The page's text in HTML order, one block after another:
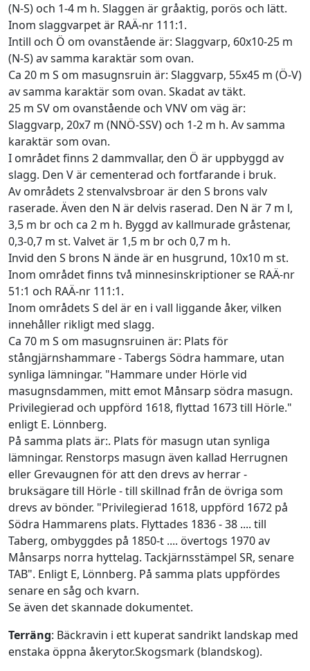
(N-S) och 1-4 m h. Slaggen är gråaktig, porös och lätt.
Inom slaggvarpet är RAÄ-nr 111:1.
Intill och Ö om ovanstående är: Slaggvarp, 60x10-25 m
(N-S) av samma karaktär som ovan.
Ca 20 m S om masugnsruin är: Slaggvarp, 55x45 m (Ö-V)
av samma karaktär som ovan. Skadat av täkt.
25 m SV om ovanstående och VNV om väg är:
Slaggvarp, 20x7 m (NNÖ-SSV) och 1-2 m h. Av samma
karaktär som ovan.
I området finns 2 dammvallar, den Ö är uppbyggd av
slagg. Den V är cementerad och fortfarande i bruk.
Av områdets 2 stenvalvsbroar är den S brons valv
raserade. Även den N är delvis raserad. Den N är 7 m l,
3,5 m br och ca 2 m h. Byggd av kallmurade gråstenar,
0,3-0,7 m st. Valvet är 1,5 m br och 0,7 m h.
Invid den S brons N ände är en husgrund, 10x10 m st.
Inom området finns två minnesinskriptioner se RAÄ-nr
51:1 och RAÄ-nr 111:1.
Inom områdets S del är en i vall liggande åker, vilken
innehåller rikligt med slagg.
Ca 70 m S om masugnsruinen är: Plats för
stångjärnshammare - Tabergs Södra hammare, utan
synliga lämningar. "Hammare under Hörle vid
masugnsdammen, mitt emot Månsarp södra masugn.
Privilegierad och uppförd 1618, flyttad 1673 till Hörle."
enligt E. Lönnberg.
På samma plats är:. Plats för masugn utan synliga
lämningar. Renstorps masugn även kallad Herrugnen
eller Grevaugnen för att den drevs av herrar -
bruksägare till Hörle - till skillnad från de övriga som
drevs av bönder. "Privilegierad 1618, uppförd 1672 på
Södra Hammarens plats. Flyttades 1836 - 38 .... till
Taberg, ombyggdes på 1850-t .... övertogs 1970 av
Månsarps norra hyttelag. Tackjärnsstämpel SR, senare
TAB". Enligt E, Lönnberg. På samma plats uppfördes
senare en såg och kvarn.
Se även det skannade dokumentet.
Terräng: Bäckravin i ett kuperat sandrikt landskap med
enstaka öppna åkerytor.Skogsmark (blandskog).